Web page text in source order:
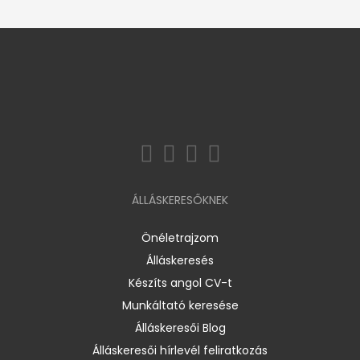
ÁLLÁSKERESŐKNEK
Önéletrajzom
Álláskeresés
Készíts angol CV-t
Munkáltató keresése
Álláskeresői Blog
Álláskeresői hírlevél feliratkozás